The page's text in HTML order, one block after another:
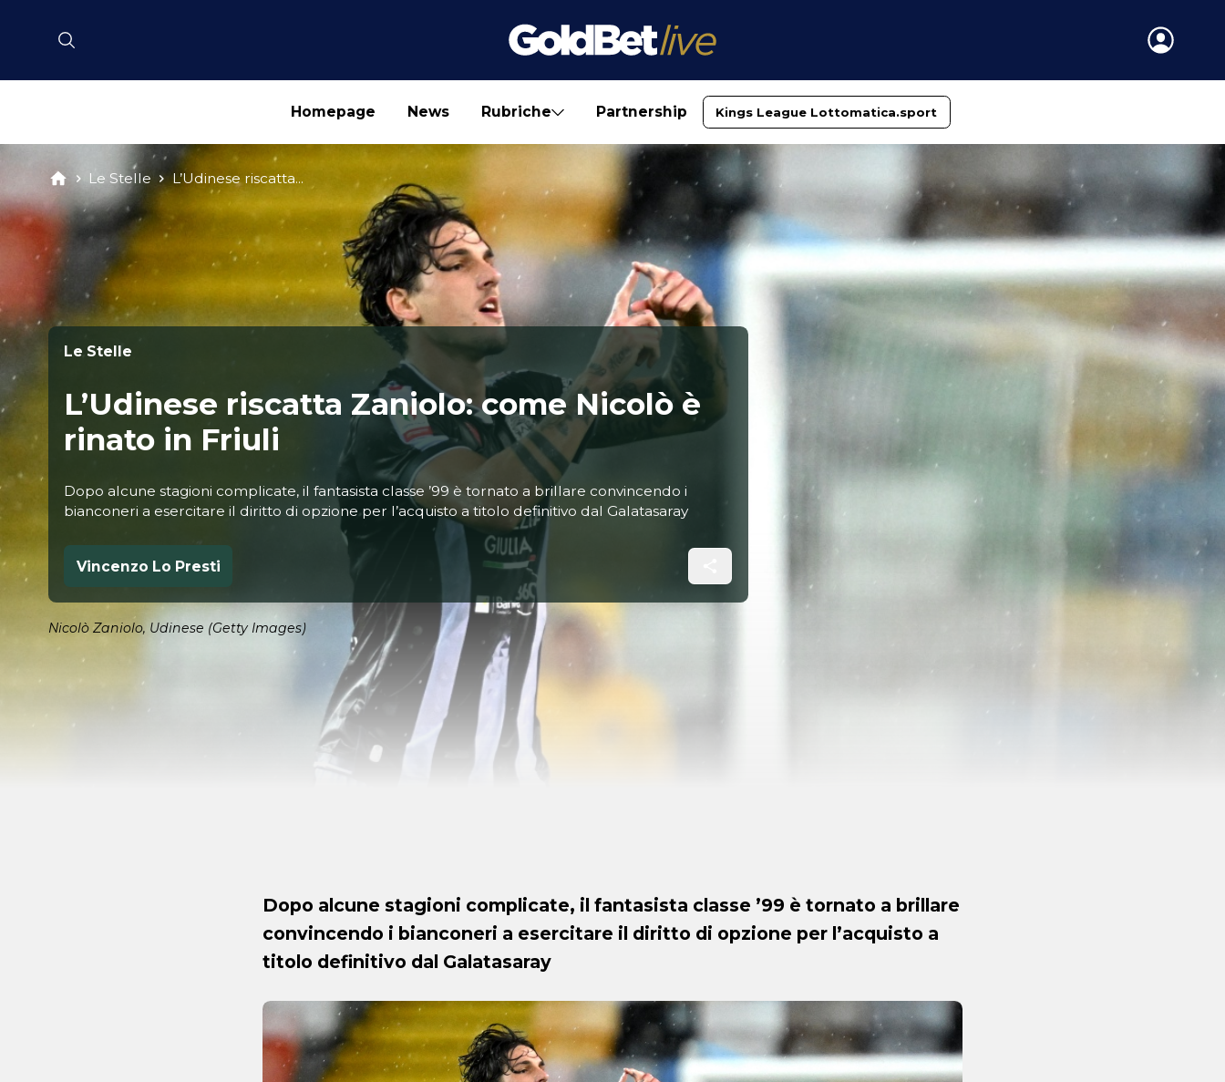
Homepage News Rubriche Partnership Kings League Lottomatica.sport
Le Stelle L’Udinese riscatta...
Le Stelle
L’Udinese riscatta Zaniolo: come Nicolò è
rinato in Friuli
Dopo alcune stagioni complicate, il fantasista classe ’99 è tornato a brillare convincendo i
bianconeri a esercitare il diritto di opzione per l’acquisto a titolo definitivo dal Galatasaray
Vincenzo Lo Presti
Nicolò Zaniolo, Udinese (Getty Images)
Dopo alcune stagioni complicate, il fantasista classe ’99 è tornato a brillare
convincendo i bianconeri a esercitare il diritto di opzione per l’acquisto a
titolo definitivo dal Galatasaray